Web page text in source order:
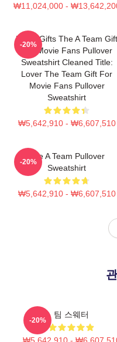
₩11,024,000 -
Lover Gifts The A Team Gift
For Movie Fans Pullover
Sweatshirt Cleaned Title:
Lover The Team Gift For
Movie Fans Pullover
Sweatshirt
₩5,642,910 - ₩6,607,510
-20%
The A Team Pullover
Sweatshirt
₩5,642,910 - ₩6,607,510
-20%
팀 스웨터
₩5,642,910 -
-20%